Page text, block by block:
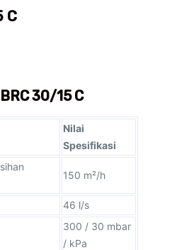
C
30/15 C
Nilai
Spesifikasi
150 m²/h
46 l/s
300 / 30 mbar
/ kPa